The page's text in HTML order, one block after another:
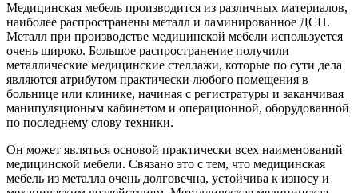
Медицинская мебель производится из различных материалов,
наиболее распространены металл и ламинированное ДСП.
Металл при производстве медицинской мебели используется
очень широко. Большое распространение получили
металлические медицинские стеллажи, которые по сути дела
являются атрибутом практически любого помещения в
больнице или клинике, начиная с регистратуры и заканчивая
манипуляционым кабинетом и операционной, оборудованной
по последнему слову техники.
Он может являться основой практически всех наименований
медицинской мебели. Связано это с тем, что медицинская
мебель из металла очень долговечна, устойчива к износу и